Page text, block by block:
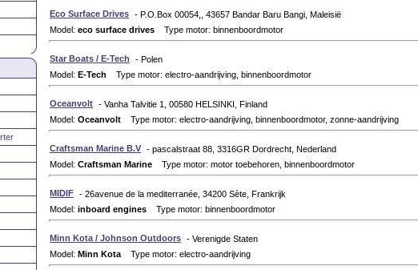
Eco Surface Drives - P.O.Box 00054,, 43657 Bandar Baru Bangi, Maleisië
Model: eco surface drives Type motor: binnenboordmotor
Star Boats / E-Tech
- Polen
Model: E-Tech Type motor: electro-aandrijving, binnenboordmotor
Oceanvolt - Vanha Talvitie 1, 00580 HELSINKI, Finland
Model: Oceanvolt Type motor: electro-aandrijving, binnenboordmotor, zonne-aandrijving
Craftsman Marine B.V - pascalstraat 88, 3316GR Dordrecht, Nederland
Model: Craftsman Marine Type motor: motor toebehoren, binnenboordmotor
MIDIF - 26avenue de la mediterranée, 34200 Sète, Frankrijk
Model: inboard engines Type motor: binnenboordmotor
Minn Kota / Johnson Outdoors - Verenigde Staten
Model: Minn Kota Type motor: electro-aandrijving